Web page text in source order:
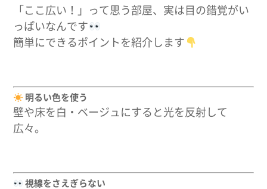
「ここ広い！」って思う部屋、実は 目の錯覚がい
っぱいなんです
簡単にできるポイントを紹介します
明るい色を使う
壁や床を 白・ベージュ にすると光を反射して
広々。
視線をさえぎらない